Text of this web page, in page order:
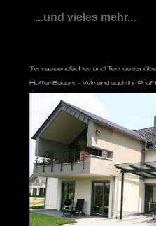
...und vieles mehr...